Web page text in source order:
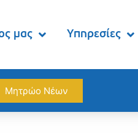
μας Υπηρεσίες
Μητρώο Νέων